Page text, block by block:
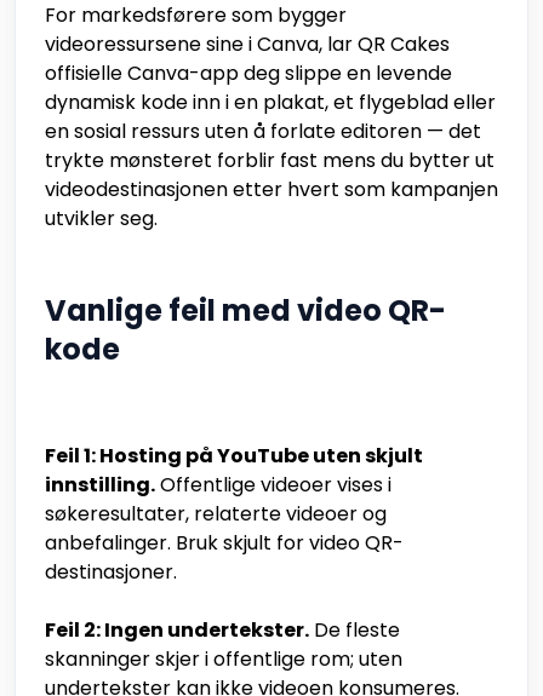
For markedsførere som bygger
videoressursene sine i Canva, lar QR Cakes
offisielle Canva-app deg slippe en levende
dynamisk kode inn i en plakat, et flygeblad eller
en sosial ressurs uten å forlate editoren — det
trykte mønsteret forblir fast mens du bytter ut
videodestinasjonen etter hvert som kampanjen
utvikler seg.
Vanlige feil med video QR-
kode
Feil 1: Hosting på YouTube uten skjult
innstilling.Offentlige videoer vises i
søkeresultater, relaterte videoer og
anbefalinger. Bruk skjult for video QR-
destinasjoner.
Feil 2: Ingen undertekster. De fleste
skanninger skjer i offentlige rom; uten
undertekster kan ikke videoen konsumeres.